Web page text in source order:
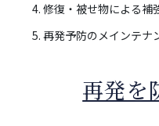
修復・被せ物による補
再発予防のメインテナ
再発を